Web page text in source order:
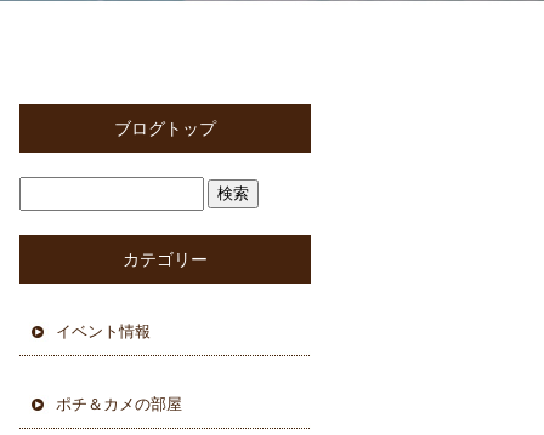
ブログトップ
カテゴリー
イベント情報
ポチ＆カメの部屋